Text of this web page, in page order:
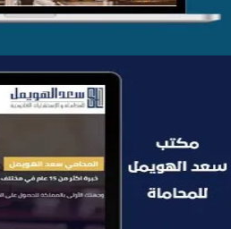
موقع سعد
التفاصيل